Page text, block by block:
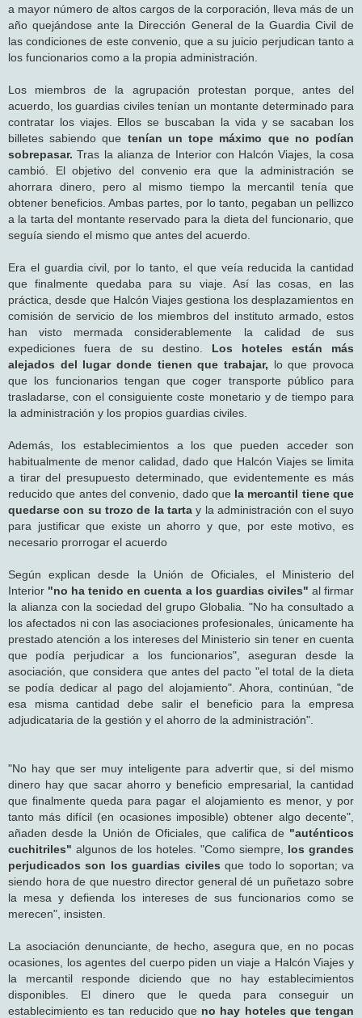
a mayor número de altos cargos de la corporación, lleva más de un
año quejándose ante la Dirección General de la Guardia Civil de
las condiciones de este convenio, que a su juicio perjudican tanto a
los funcionarios como a la propia administración.
Los miembros de la agrupación protestan porque, antes del
acuerdo, los guardias civiles tenían un montante determinado para
contratar los viajes. Ellos se buscaban la vida y se sacaban los
billetes sabiendo que tenían un tope máximo que no podían
sobrepasar. Tras la alianza de Interior con Halcón Viajes, la cosa
cambió. El objetivo del convenio era que la administración se
ahorrara dinero, pero al mismo tiempo la mercantil tenía que
obtener beneficios. Ambas partes, por lo tanto, pegaban un pellizco
a la tarta del montante reservado para la dieta del funcionario, que
seguía siendo el mismo que antes del acuerdo.
Era el guardia civil, por lo tanto, el que veía reducida la cantidad
que finalmente quedaba para su viaje. Así las cosas, en las
práctica, desde que Halcón Viajes gestiona los desplazamientos en
comisión de servicio de los miembros del instituto armado, estos
han visto mermada considerablemente la calidad de sus
expediciones fuera de su destino. Los hoteles están más
alejados del lugar donde tienen que trabajar, lo que provoca
que los funcionarios tengan que coger transporte público para
trasladarse, con el consiguiente coste monetario y de tiempo para
la administración y los propios guardias civiles.
Además, los establecimientos a los que pueden acceder son
habitualmente de menor calidad, dado que Halcón Viajes se limita
a tirar del presupuesto determinado, que evidentemente es más
reducido que antes del convenio, dado que la mercantil tiene que
quedarse con su trozo de la tarta y la administración con el suyo
para justificar que existe un ahorro y que, por este motivo, es
necesario prorrogar el acuerdo
Según explican desde la Unión de Oficiales, el Ministerio del
Interior "no ha tenido en cuenta a los guardias civiles" al firmar
la alianza con la sociedad del grupo Globalia. "No ha consultado a
los afectados ni con las asociaciones profesionales, únicamente ha
prestado atención a los intereses del Ministerio sin tener en cuenta
que podía perjudicar a los funcionarios", aseguran desde la
asociación, que considera que antes del pacto "el total de la dieta
se podía dedicar al pago del alojamiento". Ahora, continúan, "de
esa misma cantidad debe salir el beneficio para la empresa
adjudicataria de la gestión y el ahorro de la administración".
"No hay que ser muy inteligente para advertir que, si del mismo
dinero hay que sacar ahorro y beneficio empresarial, la cantidad
que finalmente queda para pagar el alojamiento es menor, y por
tanto más difícil (en ocasiones imposible) obtener algo decente",
añaden desde la Unión de Oficiales, que califica de "auténticos
cuchitriles" algunos de los hoteles. "Como siempre, los grandes
perjudicados son los guardias civilesque todo lo soportan; va
siendo hora de que nuestro director general dé un puñetazo sobre
la mesa y defienda los intereses de sus funcionarios como se
merecen", insisten.
La asociación denunciante, de hecho, asegura que, en no pocas
ocasiones, los agentes del cuerpo piden un viaje a Halcón Viajes y
la mercantil responde diciendo que no hay establecimientos
disponibles. El dinero que le queda para conseguir un
establecimiento es tan reducido que no hay hoteles que tengan